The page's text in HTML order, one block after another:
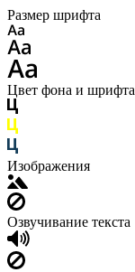
Размер шрифта
Цвет фона и шрифта
Изображения
Озвучивание текста